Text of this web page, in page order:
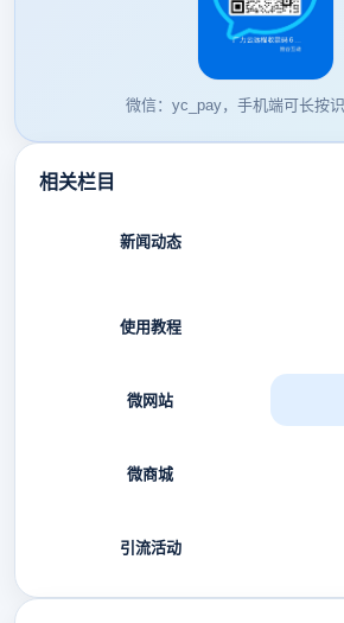
微信：yc_pay，手机端可长按
相关栏目
新闻动态
使用教程
微网站
微商城
引流活动